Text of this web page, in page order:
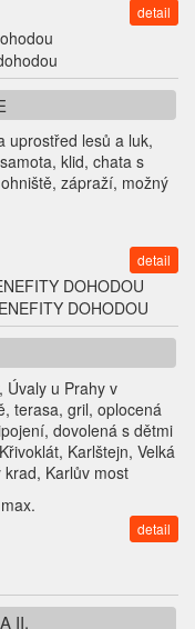
detail
uprostřed lesů a luk,
klid, chata s
zápraží, možný
detail
DOHODOU
DOHODOU
Úvaly u Prahy v
terasa, gril, oplocená
dovolená s dětmi
Karlštejn, Velká
Karlův most
detail
II.